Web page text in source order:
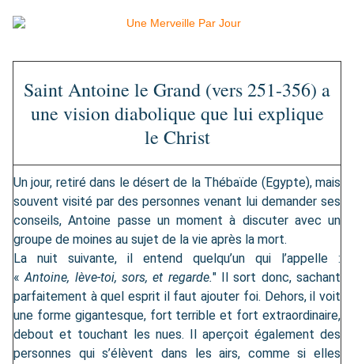
Saint Antoine le Grand (vers 251-356) a
une vision diabolique que lui explique
le Christ
Un jour, retiré dans le désert de la Thébaïde (Egypte), mais
souvent visité par des personnes venant lui demander ses
conseils, Antoine passe un moment à discuter avec un
groupe de moines au sujet de la vie après la mort.
La nuit suivante, il entend quelqu’un qui l’appelle :
«Antoine, lève-toi, sors, et regarde." Il sort donc, sachant
parfaitement à quel esprit il faut ajouter foi. Dehors, il voit
une forme gigantesque, fort terrible et fort extraordinaire,
debout et touchant les nues. Il aperçoit également des
personnes qui s’élèvent dans les airs, comme si elles